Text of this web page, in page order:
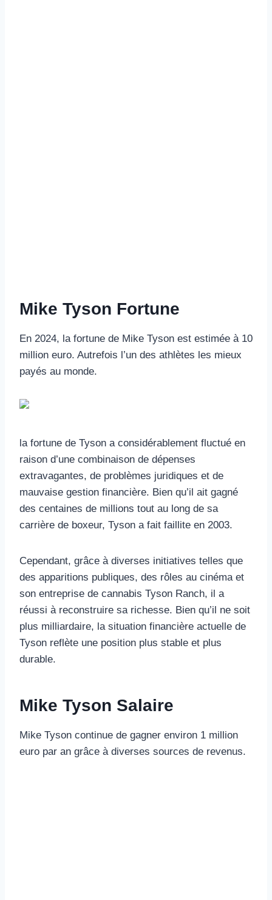
Mike Tyson Fortune
En 2024, la fortune de Mike Tyson est estimée à 10
million euro. Autrefois l’un des athlètes les mieux
payés au monde.
la fortune de Tyson a considérablement fluctué en
raison d’une combinaison de dépenses
extravagantes, de problèmes juridiques et de
mauvaise gestion financière. Bien qu’il ait gagné
des centaines de millions tout au long de sa
carrière de boxeur, Tyson a fait faillite en 2003.
Cependant, grâce à diverses initiatives telles que
des apparitions publiques, des rôles au cinéma et
son entreprise de cannabis Tyson Ranch, il a
réussi à reconstruire sa richesse. Bien qu’il ne soit
plus milliardaire, la situation financière actuelle de
Tyson reflète une position plus stable et plus
durable.
Mike Tyson Salaire
Mike Tyson continue de gagner environ 1 million
euro par an grâce à diverses sources de revenus.